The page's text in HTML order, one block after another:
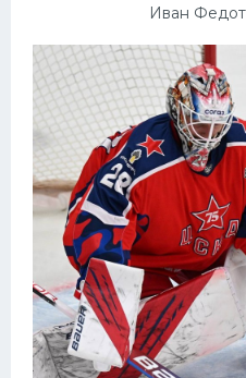
Иван